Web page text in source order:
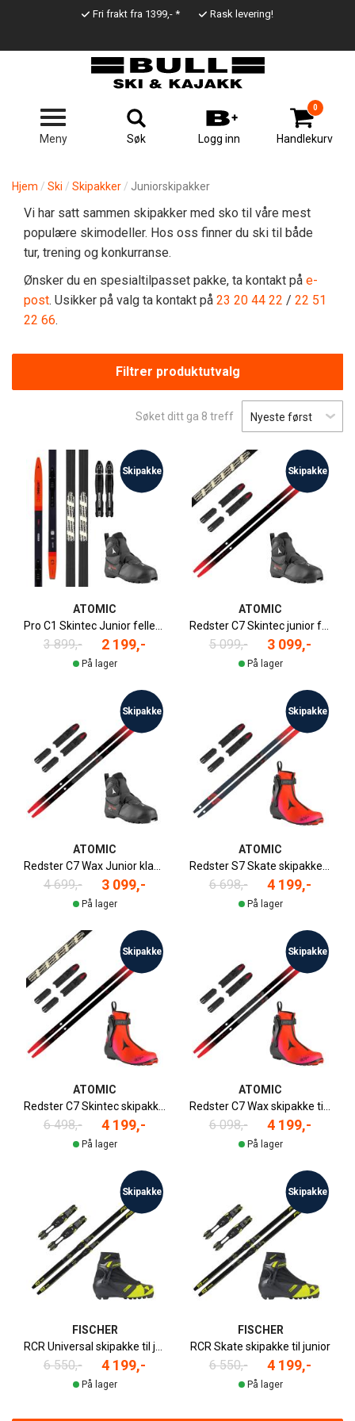
Line
Fri frakt fra 1399,- * Rask levering!
Meny Søk Logg inn Handlekurv
0
Hjem Ski Skipakker Juniorskipakker
Vi har satt sammen skipakker med sko til våre mest
populære skimodeller. Hos oss finner du ski til både
tur, trening og konkurranse.
Ønsker du en spesialtilpasset pakke, ta kontakt på e-
post. Usikker på valg ta kontakt på 23 20 44 22 / 22 51
22 66.
Filtrer produktutvalg
Søket ditt ga 8 treff
Skipakke
ATOMIC
3 899,- 2 199,-
På lager
Skipakke
ATOMIC
5 099,- 3 099,-
På lager
Skipakke
ATOMIC
4 699,- 3 099,-
På lager
Skipakke
ATOMIC
6 698,- 4 199,-
På lager
Skipakke
ATOMIC
6 498,- 4 199,-
På lager
Skipakke
ATOMIC
6 098,- 4 199,-
På lager
Skipakke
FISCHER
6 550,- 4 199,-
På lager
Skipakke
FISCHER
RCR Skate skipakke til junior
6 550,- 4 199,-
På lager